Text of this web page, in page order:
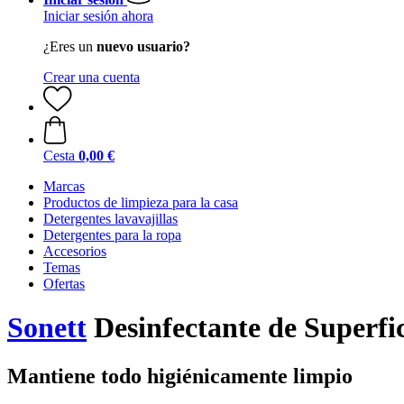
Iniciar sesión ahora
¿Eres un nuevo usuario?
Crear una cuenta
Cesta 0,00 €
Marcas
Productos de limpieza para la casa
Detergentes lavavajillas
Detergentes para la ropa
Accesorios
Temas
Ofertas
Sonett Desinfectante de
Mantiene todo higiénicamente limpio